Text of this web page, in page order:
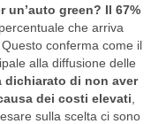
green? Il 67%
percentuale che arriva
conferma come il
alla diffusione delle
dichiarato di non aver
dei costi elevati
sulla scelta ci sono